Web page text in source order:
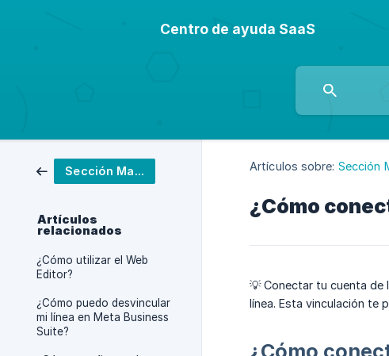
Centro de ayuda SaaS
Sección Marketing
Artículos
relacionados
¿Cómo utilizar el Web
Editor?
¿Cómo puedo desvincular
mi línea en Meta Business
Suite?
Artículos sobre: Sección
¿Cómo
💡 Conectar tu cuenta de
línea. Esta vinculación te